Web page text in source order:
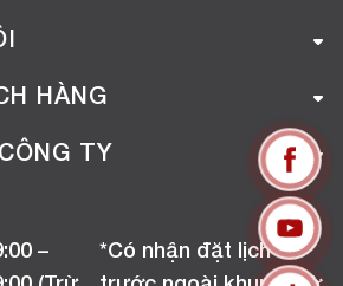
HÀNG
online
mãi
TY
–
*Có nhận đặt lịch